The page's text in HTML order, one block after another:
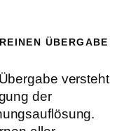
ÜBERGABE
versteht
der